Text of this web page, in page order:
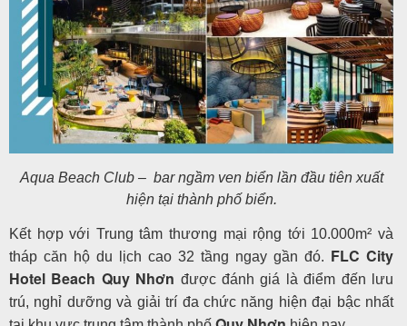
Aqua Beach Club – bar ngầm ven biển lần đầu tiên xuất
hiện tại thành phố biển.
Kết hợp với Trung tâm thương mại rộng tới 10.000m² và
tháp căn hộ du lịch cao 32 tầng ngay gần đó. FLC City
Hotel Beach Quy Nhơn được đánh giá là điểm đến lưu
trú, nghỉ dưỡng và giải trí đa chức năng hiện đại bậc nhất